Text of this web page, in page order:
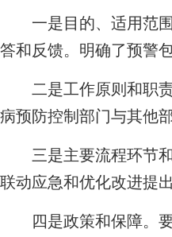
一是目的、适用范围
答和反馈。明确了预警
二是工作原则和职责
病预防控制部门与其他
三是主要流程环节和
联动应急和优化改进提出
四是政策和保障。要